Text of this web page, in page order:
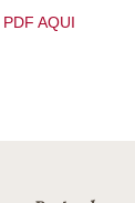
PDF AQUI